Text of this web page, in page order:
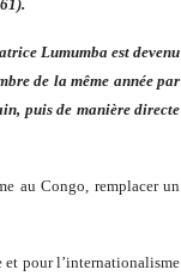
Lumumba est devenu
de la même année par
puis de manière directe
au Congo, remplacer un
pour l’internationalisme